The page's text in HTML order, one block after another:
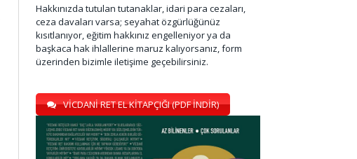
Hakkınızda tutulan tutanaklar, idari para cezaları,
ceza davaları varsa; seyahat özgürlüğünüz
kısıtlanıyor, eğitim hakkınız engelleniyor ya da
başkaca hak ihlallerine maruz kalıyorsanız, form
üzerinden bizimle iletişime geçebilirsiniz.
VİCDANİ RET EL KİTAPÇIĞI (PDF İNDİR)